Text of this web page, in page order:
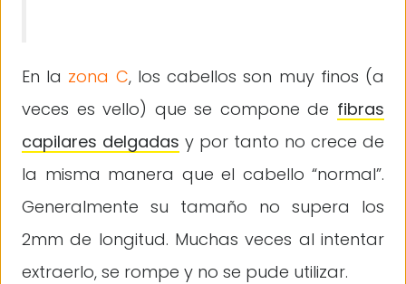
En la zona C, los cabellos son muy finos (a
veces es vello) que se compone de fibras
capilares delgadas y por tanto no crece de
la misma manera que el cabello “normal”.
Generalmente su tamaño no supera los
2mm de longitud. Muchas veces al intentar
extraerlo, se rompe y no se pude utilizar.